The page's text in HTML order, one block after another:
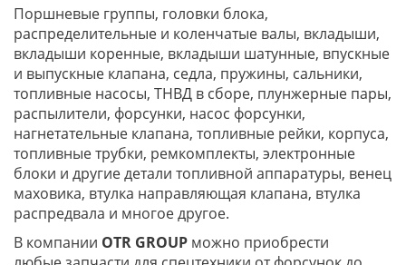
Поршневые группы, головки блока,
распределительные и коленчатые валы, вкладыши,
вкладыши коренные, вкладыши шатунные, впускные
и выпускные клапана, седла, пружины, сальники,
топливные насосы, ТНВД в сборе, плунжерные пары,
распылители, форсунки, насос форсунки,
нагнетательные клапана, топливные рейки, корпуса,
топливные трубки, ремкомплекты, электронные
блоки и другие детали топливной аппаратуры, венец
маховика, втулка направляющая клапана, втулка
распредвала и многое другое.
В компании OTR GROUP можно приобрести